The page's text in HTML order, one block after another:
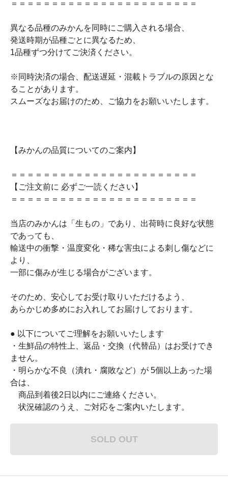
＝＝＝＝＝＝＝＝＝＝＝＝＝＝＝＝＝＝＝＝＝＝＝
異なる品種のみかんを同時にご購入される場合、
発送時期が品種ごとに異なるため、
1品種ずつ分けてご決済ください。
※同時決済の場合、配送遅延・混載トラブルの原因とな
ることがあります。
スムーズなお届けのため、ご協力をお願いいたします。
【みかんの品質についてのご案内】
＝＝＝＝＝＝＝＝＝＝＝＝＝＝＝＝＝＝＝＝＝＝＝
【ご注文前に 必ずご一読ください】
＝＝＝＝＝＝＝＝＝＝＝＝＝＝＝＝＝＝＝＝＝＝＝
当店のみかんは「生もの」であり、出荷時に良好な状態
であっても、
輸送中の衝撃・温度変化・稀な害虫による刺し傷などに
より、
一部に傷みが生じる場合がございます。
そのため、安心してお受け取りいただけるよう、
あらかじめ多めにお入れしてお届けしております。
● 以下についてご理解をお願いいたします
・生鮮品の特性上、返品・交換（代替品）はお受けでき
ません。
・明らかな不良（潰れ・腐敗など）が 5個以上あった場
合は、
商品到着後2日以内にご連絡ください。
状況確認のうえ、ご対応をご案内いたします。
SOLD OUT